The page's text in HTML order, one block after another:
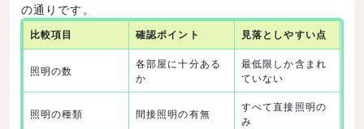
の通りです。
比較項目 確認ポイント 見落としやすい点
照明の数
各部屋に十分ある
か
最低限しか含まれ
ていない
照明の種類 間接照明の有無
すべて直接照明の
み